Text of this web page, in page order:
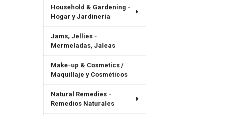
Household & Gardening -
Hogar y Jardinería
Jams, Jellies -
Mermeladas, Jaleas
Make-up & Cosmetics /
Maquillaje y Cosméticos
Natural Remedies -
Remedios Naturales